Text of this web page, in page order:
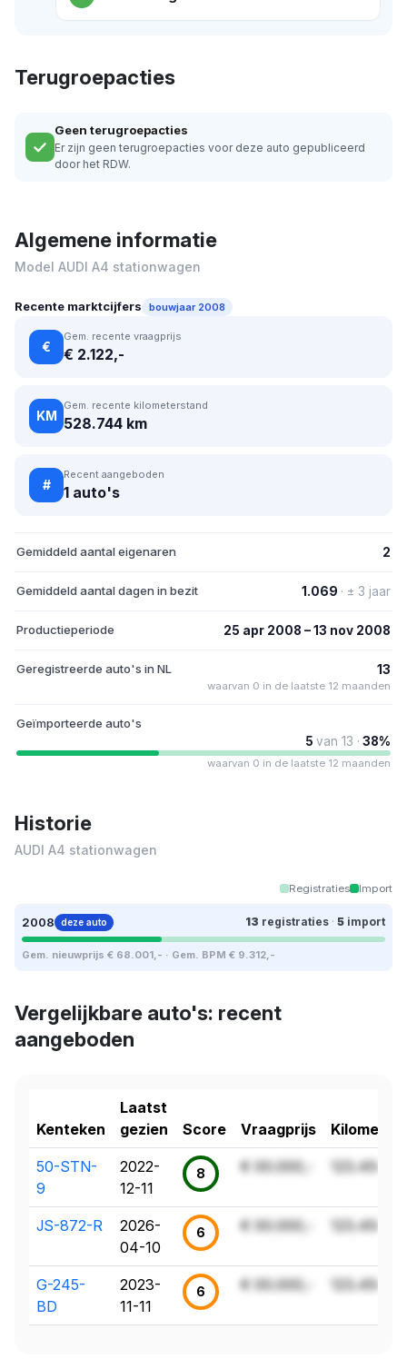
Terugroepacties
Geen terugroepacties
Er zijn geen terugroepacties voor deze auto gepubliceerd
door het RDW.
Algemene informatie
Model AUDI A4 stationwagen
Recente marktcijfers bouwjaar 2008
€
Gem. recente vraagprijs
€ 2.122,-
KM
Gem. recente kilometerstand
528.744 km
#
Recent aangeboden
1 auto's
Gemiddeld aantal eigenaren 2
Gemiddeld aantal dagen in bezit 1.069 · ± 3 jaar
Productieperiode 25 apr 2008 – 13 nov 2008
Geregistreerde auto's in NL 13
waarvan 0 in de laatste 12 maanden
Geïmporteerde auto's
5 van 13 · 38%
waarvan 0 in de laatste 12 maanden
Historie
AUDI A4 stationwagen
Registraties Import
2008 deze auto 13 registraties · 5 import
Gem. nieuwprijs € 68.001,- · Gem. BPM € 9.312,-
Vergelijkbare auto's: recent
aangeboden
Kenteken
Laatst
gezien
Score Vraagprijs
50-STN-
9
2022-
12-11
8 € 00.000,- 123.456 km
JS-872-R
2026-
04-10
6 € 00.000,- 123.456 km
G-245-
BD
2023-
11-11
6 € 00.000,- 123.456 km